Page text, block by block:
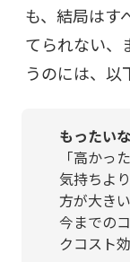
も、結局はす
てられない、
うのには、以
もったい
「高かっ
気持ちよ
方が大き
今までの
クコスト